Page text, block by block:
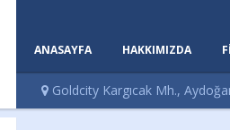
ANASAYFA HAKKIMIZDA
Goldcity Kargıcak Mh.,